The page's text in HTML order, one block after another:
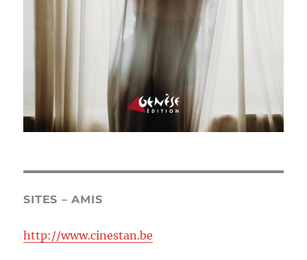
SITES – AMIS
http://www.cinestan.be